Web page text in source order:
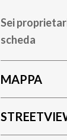
Sei
scheda
MAPPA